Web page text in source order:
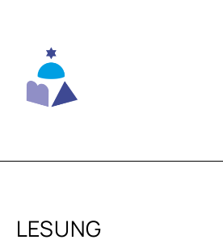
content
LESUNG